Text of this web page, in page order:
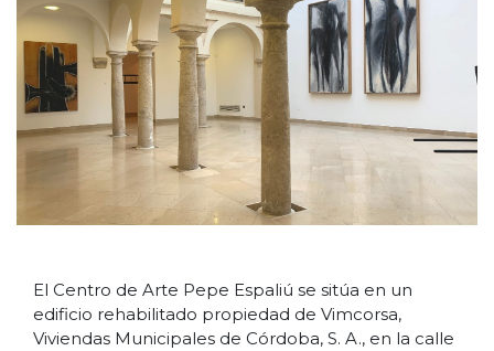
El Centro de Arte Pepe Espaliú se sitúa en un
edificio rehabilitado propiedad de Vimcorsa,
Viviendas Municipales de Córdoba, S. A., en la calle